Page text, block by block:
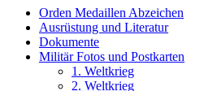
Orden Medaillen Abzeichen
Ausrüstung und Literatur
Dokumente
Militär Fotos und Postkarten
1. Weltkrieg
2. Weltkrieg